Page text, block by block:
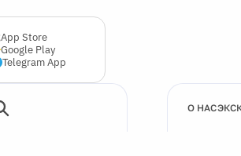
App Store
Google Play
Telegram App
О НАС